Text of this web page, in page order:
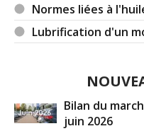
(Votre post sera
Normes liées à
Lubrification d'un
Bilan du
juin 2026